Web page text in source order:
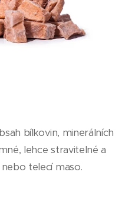
bílkovin, minerálních
lehce stravitelné a
telecí maso.